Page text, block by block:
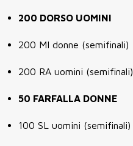
200 DORSO UOMINI
200 MI donne (semifinali)
200 RA uomini (semifinali)
50 FARFALLA DONNE
100 SL uomini (semifinali)